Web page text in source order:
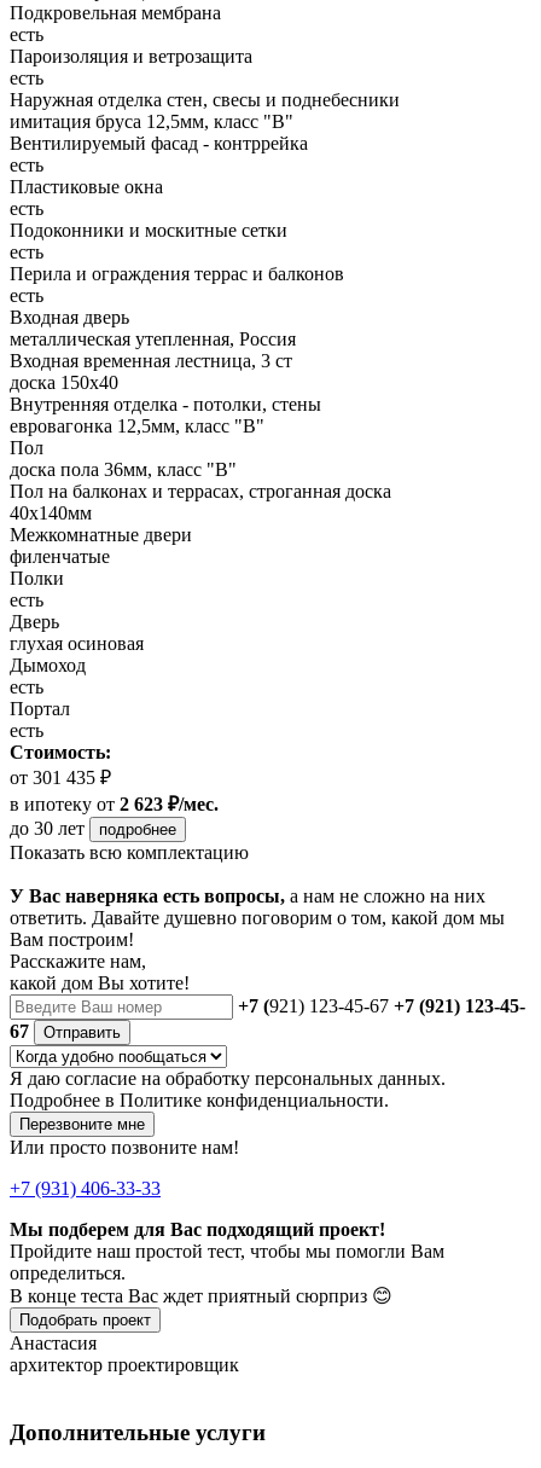
Подкровельная мембрана
есть
Пароизоляция и ветрозащита
есть
Наружная отделка стен, свесы и поднебесники
имитация бруса 12,5мм, класс "В"
Вентилируемый фасад - контррейка
есть
Пластиковые окна
есть
Подоконники и москитные сетки
есть
Перила и ограждения террас и балконов
есть
Входная дверь
металлическая утепленная, Россия
Входная временная лестница, 3 ст
доска 150х40
Внутренняя отделка - потолки, стены
евровагонка 12,5мм, класс "В"
Пол
доска пола 36мм, класс "B"
Пол на балконах и террасах, строганная доска
40x140мм
Межкомнатные двери
филенчатые
Полки
есть
Дверь
глухая осиновая
Дымоход
есть
Портал
есть
Стоимость:
от 301 435 ₽
в ипотеку от 2 623 ₽/мес.
до 30 лет
подробнее
Показать всю комплектацию
У Вас наверняка есть вопросы, а нам не сложно на них
ответить. Давайте душевно поговорим о том, какой дом мы
Вам построим!
Расскажите нам,
какой дом Вы хотите!
+7 (921) 123-45-67 +7 (921) 123-45-
67
Отправить
Я даю согласие на обработку персональных данных.
Подробнее в Политике конфиденциальности.
Перезвоните мне
Или просто позвоните нам!
+7 (931) 406-33-33
Мы подберем для Вас подходящий проект!
Пройдите наш простой тест, чтобы мы помогли Вам
определиться.
В конце теста Вас ждет приятный сюрприз 😊
Подобрать проект
Анастасия
архитектор проектировщик
Дополнительные услуги